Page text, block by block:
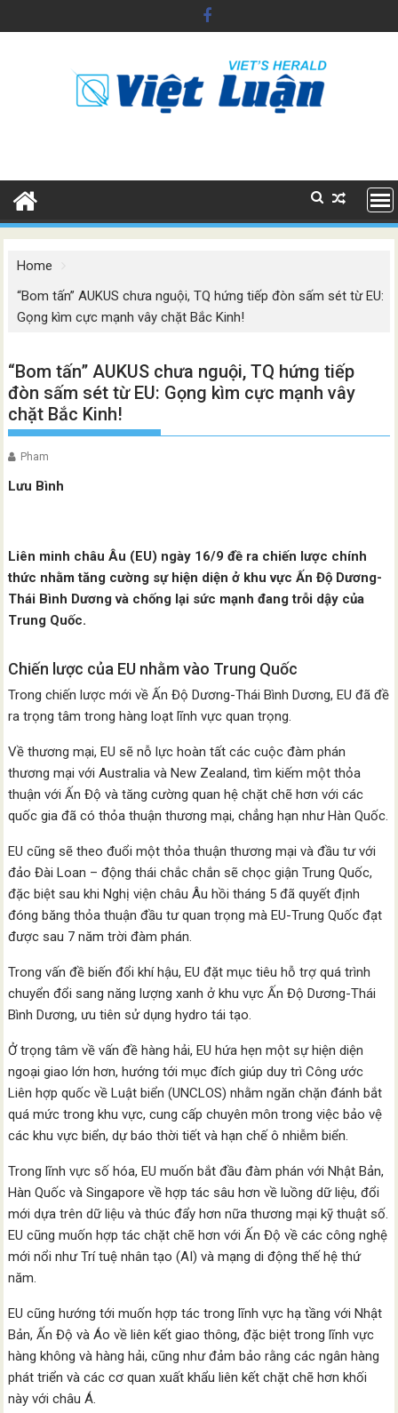
to
Home
“Bom tấn” AUKUS chưa nguội, TQ hứng tiếp đòn sấm sét từ EU:
Gọng kìm cực mạnh vây chặt Bắc Kinh!
“Bom tấn” AUKUS chưa nguội, TQ hứng tiếp
đòn sấm sét từ EU: Gọng kìm cực mạnh vây
chặt Bắc Kinh!
Pham
Lưu Bình
Liên minh châu Âu (EU) ngày 16/9 đề ra chiến lược chính
thức nhằm tăng cường sự hiện diện ở khu vực Ấn Độ Dương-
Thái Bình Dương và chống lại sức mạnh đang trỗi dậy của
Trung Quốc.
Chiến lược của EU nhằm vào Trung Quốc
Trong chiến lược mới về Ấn Độ Dương-Thái Bình Dương, EU đã đề
ra trọng tâm trong hàng loạt lĩnh vực quan trọng.
Về thương mại, EU sẽ nỗ lực hoàn tất các cuộc đàm phán
thương mại với Australia và New Zealand, tìm kiếm một thỏa
thuận với Ấn Độ và tăng cường quan hệ chặt chẽ hơn với các
quốc gia đã có thỏa thuận thương mại, chẳng hạn như Hàn Quốc.
EU cũng sẽ theo đuổi một thỏa thuận thương mại và đầu tư với
đảo Đài Loan – động thái chắc chắn sẽ chọc giận Trung Quốc,
đặc biệt sau khi Nghị viện châu Âu hồi tháng 5 đã quyết định
đóng băng thỏa thuận đầu tư quan trọng mà EU-Trung Quốc đạt
được sau 7 năm trời đàm phán.
Trong vấn đề biến đổi khí hậu, EU đặt mục tiêu hỗ trợ quá trình
chuyển đổi sang năng lượng xanh ở khu vực Ấn Độ Dương-Thái
Bình Dương, ưu tiên sử dụng hydro tái tạo.
Ở trọng tâm về vấn đề hàng hải, EU hứa hẹn một sự hiện diện
ngoại giao lớn hơn, hướng tới mục đích giúp duy trì Công ước
Liên hợp quốc về Luật biển (UNCLOS) nhằm ngăn chặn đánh bắt
quá mức trong khu vực, cung cấp chuyên môn trong việc bảo vệ
các khu vực biển, dự báo thời tiết và hạn chế ô nhiễm biển.
Trong lĩnh vực số hóa, EU muốn bắt đầu đàm phán với Nhật Bản,
Hàn Quốc và Singapore về hợp tác sâu hơn về luồng dữ liệu, đổi
mới dựa trên dữ liệu và thúc đẩy hơn nữa thương mại kỹ thuật số.
EU cũng muốn hợp tác chặt chẽ hơn với Ấn Độ về các công nghệ
mới nổi như Trí tuệ nhân tạo (AI) và mạng di động thế hệ thứ
năm.
EU cũng hướng tới muốn hợp tác trong lĩnh vực hạ tầng với Nhật
Bản, Ấn Độ và Áo về liên kết giao thông, đặc biệt trong lĩnh vực
hàng không và hàng hải, cũng như đảm bảo rằng các ngân hàng
phát triển và các cơ quan xuất khẩu liên kết chặt chẽ hơn khối
này với châu Á.